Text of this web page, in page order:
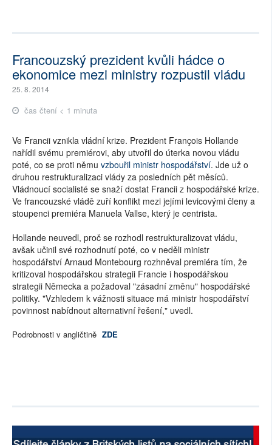
Francouzský prezident kvůli hádce o
ekonomice mezi ministry rozpustil vládu
25. 8. 2014
čas čtení < 1 minuta
Ve Francii vznikla vládní krize. Prezident François Hollande
nařídil svému premiérovi, aby utvořil do úterka novou vládu
poté, co se proti němu vzbouřil ministr hospodářství. Jde už o
druhou restrukturalizaci vlády za posledních pět měsíců.
Vládnoucí socialisté se snaží dostat Francii z hospodářské krize.
Ve francouzské vládě zuří konflikt mezi jejími levicovými členy a
stoupenci premiéra Manuela Vallse, který je centrista.
Hollande neuvedl, proč se rozhodl restrukturalizovat vládu,
avšak učinil své rozhodnutí poté, co v neděli ministr
hospodářství Arnaud Montebourg rozhněval premiéra tím, že
kritizoval hospodářskou strategii Francie i hospodářskou
strategii Německa a požadoval "zásadní změnu" hospodářské
politiky. "Vzhledem k vážnosti situace má ministr hospodářství
povinnost nabídnout alternativní řešení," uvedl.
Podrobnosti v angličtině ZDE